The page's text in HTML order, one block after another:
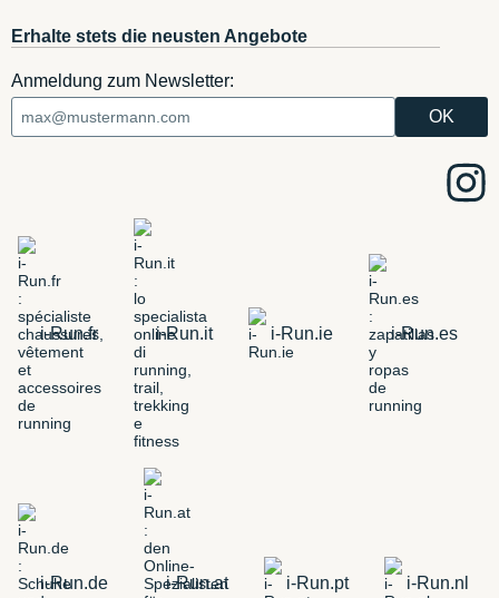
Erhalte stets die neusten Angebote
Anmeldung zum Newsletter:
i-Run.fr i-Run.it i-Run.ie i-Run.es
i-Run.de i-Run.at i-Run.pt i-Run.nl